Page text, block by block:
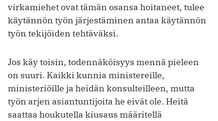
virkamiehet ovat tämän osansa hoitaneet, tulee
käytännön työn järjestäminen antaa käytännön
työn tekijöiden tehtäväksi.
Jos käy toisin, todennäköisyys mennä pieleen
on suuri. Kaikki kunnia ministereille,
ministeriöille ja heidän konsulteilleen, mutta
työn arjen asiantuntijoita he eivät ole. Heitä
saattaa houkutella kiusaus määritellä